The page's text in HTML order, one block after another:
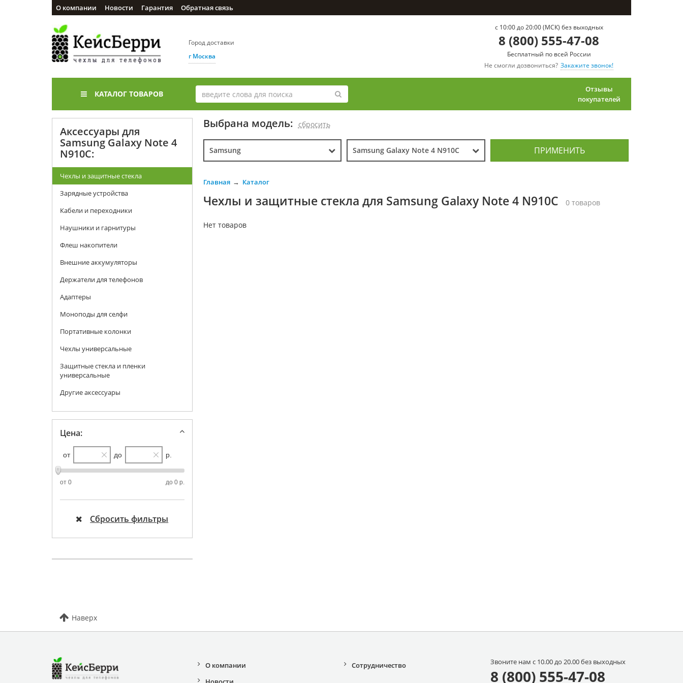
О компании Новости Гарантия Обратная связь
Город доставки
г Москва
c 10:00 до 20:00 (МСК) без выходных
8 (800) 555-47-08
Бесплатный по всей России
Не смогли дозвониться? Закажите звонок!
КАТАЛОГ ТОВАРОВ
Отзывы
покупателей
Аксессуары для
Samsung Galaxy Note 4
N910C:
Чехлы и защитные стекла
Зарядные устройства
Кабели и переходники
Наушники и гарнитуры
Флеш накопители
Внешние аккумуляторы
Держатели для телефонов
Адаптеры
Моноподы для селфи
Портативные колонки
Чехлы универсальные
Защитные стекла и пленки
универсальные
Другие аксессуары
Цена:
от до р.
от 0 до 0 р.
Сбросить фильтры
Выбрана модель: cбросить
Samsung Samsung Galaxy Note 4 N910C ПРИМЕНИТЬ
Главная Каталог
Чехлы и защитные стекла для Samsung Galaxy Note 4 N910C 0 товаров
Нет товаров
Наверх
О компании
Сотрудничество Звоните нам с 10.00 до 20.00 без выходных
8 (800) 555-47-08